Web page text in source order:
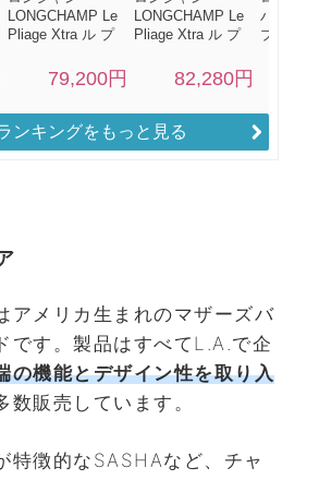
ンキングをもっと見る
アメリカ生まれのマザーズバ
です。製品はすべてL.A.で企
の機能とデザイン性を取り入
数販売しています。
特徴的なSASHAなど、チャ